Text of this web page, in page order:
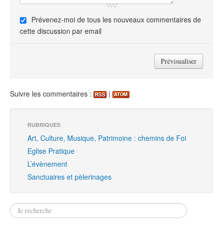
Prévenez-moi de tous les nouveaux commentaires de
cette discussion par email
Suivre les commentaires : |
RUBRIQUES
Art, Culture, Musique, Patrimoine : chemins de Foi
Eglise Pratique
L’évènement
Sanctuaires et pèlerinages